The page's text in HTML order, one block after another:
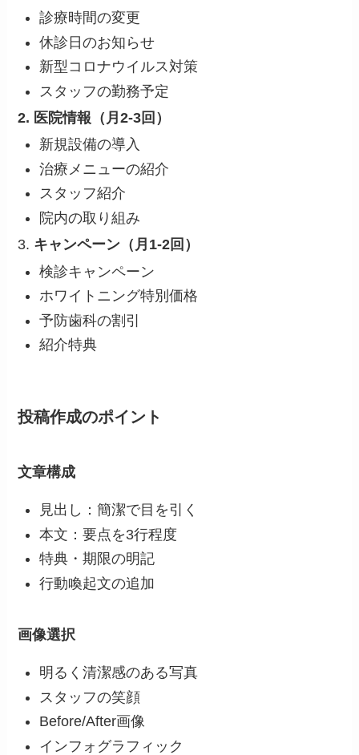
診療時間の変更
休診日のお知らせ
新型コロナウイルス対策
スタッフの勤務予定
2. 医院情報（月2-3回）
新規設備の導入
治療メニューの紹介
スタッフ紹介
院内の取り組み
3. キャンペーン（月1-2回）
検診キャンペーン
ホワイトニング特別価格
予防歯科の割引
紹介特典
投稿作成のポイント
文章構成
見出し：簡潔で目を引く
本文：要点を3行程度
特典・期限の明記
行動喚起文の追加
画像選択
明るく清潔感のある写真
スタッフの笑顔
Before/After画像
インフォグラフィック